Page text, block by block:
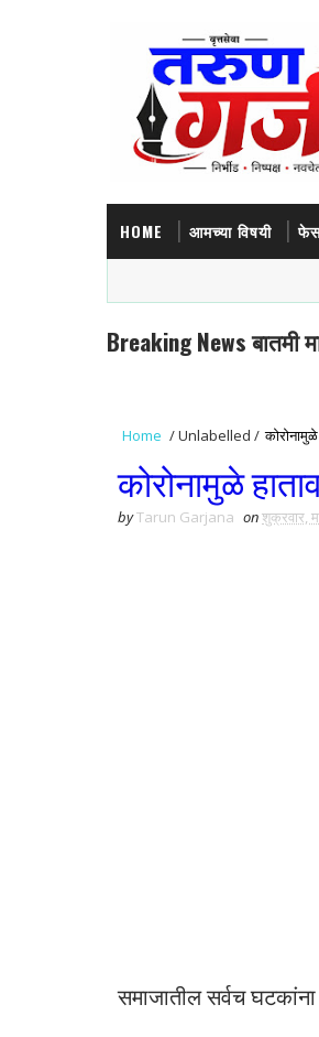
HOME आमच्या विषयी
Breaking News बातमी
Home /Unlabelled /
कोरोनामुळे
byTarun Garjana onशुक्रवार,
समाजातील सर्वच